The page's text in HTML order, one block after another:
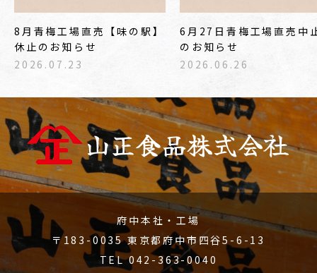
8月青梅工場直売【味の駅】
休止のお知らせ
2026.07.23
6月27日青梅工場直売中
のお知らせ
2026.06.26
府中本社・工場
〒183-0035 東京都府中市四谷5-6-13
TEL 042-363-0040